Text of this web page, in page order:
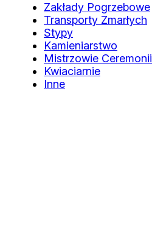
Zakłady Pogrzebowe
Transporty Zmarłych
Stypy
Kamieniarstwo
Mistrzowie Ceremonii
Kwiaciarnie
Inne